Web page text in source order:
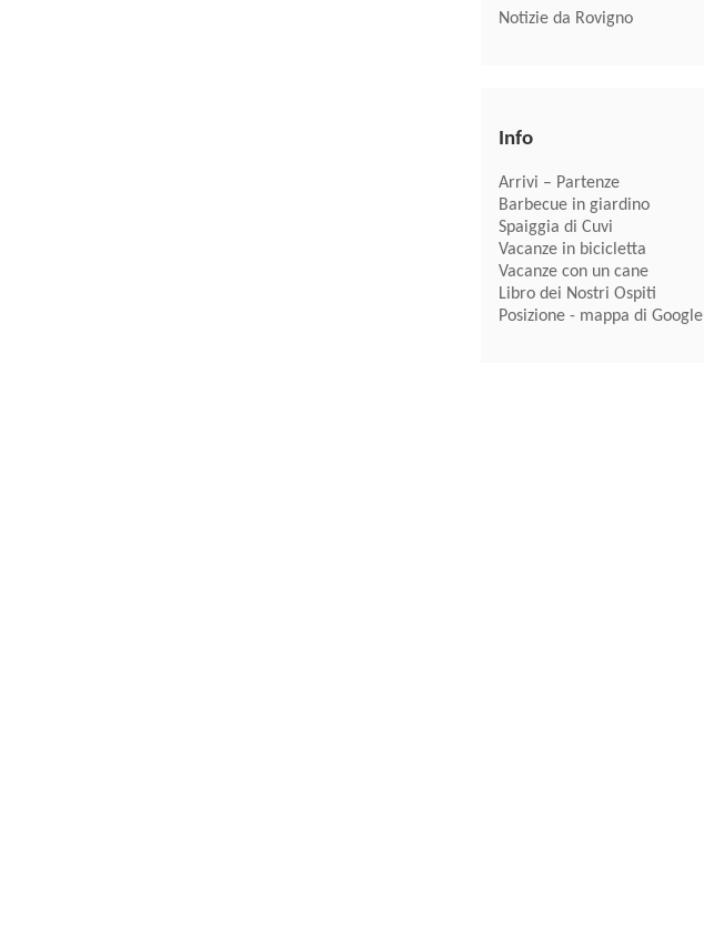
Notizie da Rovigno
Info
Arrivi – Partenze
Barbecue in giardino
Spaiggia di Cuvi
Vacanze in bicicletta
Vacanze con un cane
Libro dei Nostri Ospiti
Posizione - mappa di Google